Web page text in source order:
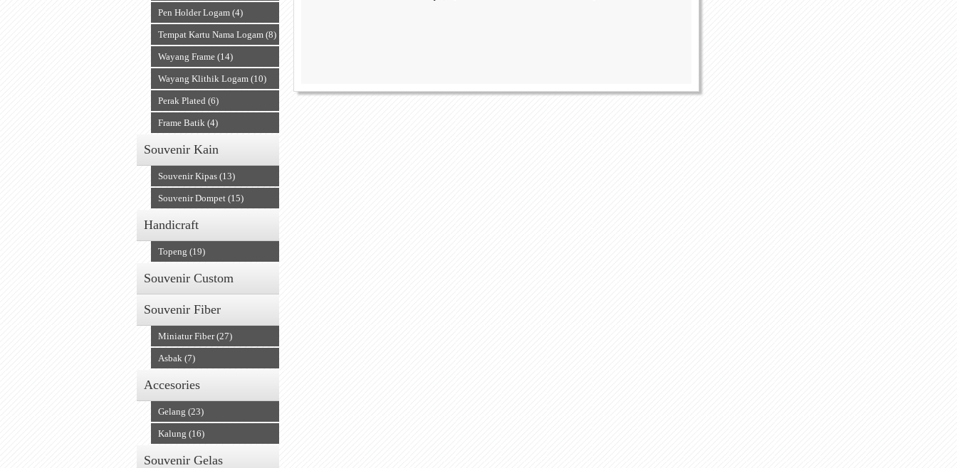
Pen Holder Logam (4)
Tempat Kartu Nama Logam (8)
Wayang Frame (14)
Wayang Klithik Logam (10)
Perak Plated (6)
Frame Batik (4)
Souvenir Kain
Souvenir Kipas (13)
Souvenir Dompet (15)
Handicraft
Topeng (19)
Souvenir Custom
Souvenir Fiber
Miniatur Fiber (27)
Asbak (7)
Accesories
Gelang (23)
Kalung (16)
Souvenir Gelas